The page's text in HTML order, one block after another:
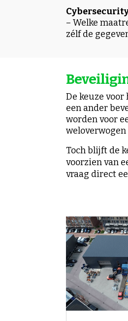
– Welke
zélf de
De keuze
een ander
worden voor
Toch blijft de
voorzien van
vraag direct